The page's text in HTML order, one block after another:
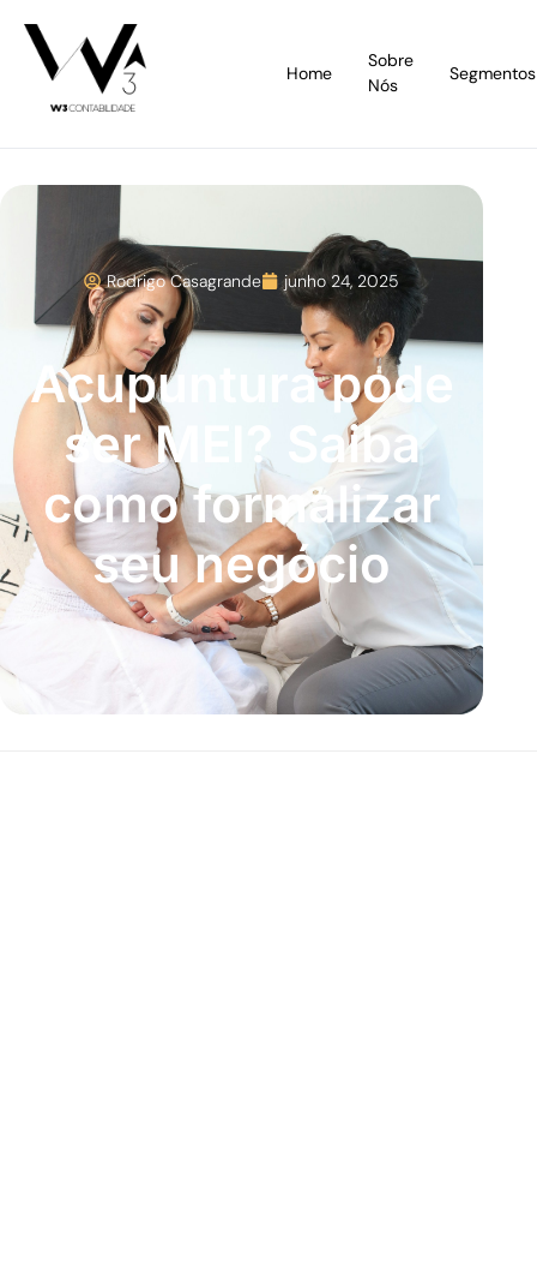
Home
Sobre
Nós
Segmentos
Rodrigo Casagrande junho 24, 2025
Acupuntura pode
ser MEI? Saiba
como formalizar
seu negócio